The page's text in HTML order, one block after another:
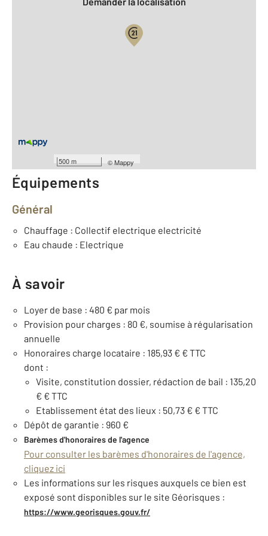
500 m ©Mappy
Nombre de pièces : 1
Équipements
Général
Chauffage : Collectif electrique electricité
Eau chaude : Electrique
À savoir
Loyer de base : 480 € par mois
Provision pour charges : 80 €, soumise à régularisation
annuelle
Honoraires charge locataire : 185,93 € € TTC
dont :
Visite, constitution dossier, rédaction de bail : 135,20
€ € TTC
Etablissement état des lieux : 50,73 € € TTC
Dépôt de garantie : 960 €
Barèmes d'honoraires de l'agence
Pour consulter les barèmes d'honoraires de l'agence,
cliquez ici
Les informations sur les risques auxquels ce bien est
exposé sont disponibles sur le site Géorisques :
https://www.georisques.gouv.fr/